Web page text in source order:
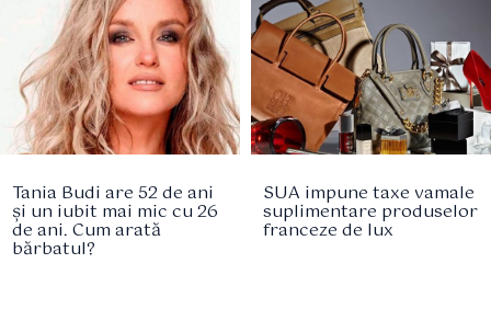
Tania Budi are 52 de ani
și un iubit mai mic cu 26
de ani. Cum arată
bărbatul?
SUA impune taxe vamale
suplimentare produselor
franceze de lux